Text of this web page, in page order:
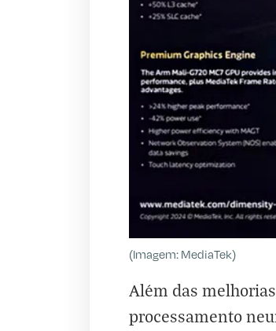
(Imagem: MediaTek)
Além das
processamento